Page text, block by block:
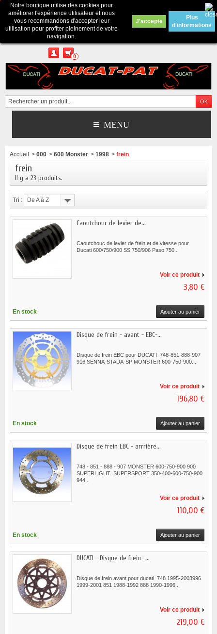
Contactez-nous
Appelez-nous au :Pour tous renseignements : merci d'envoyer un mail
depuis le formulaire de contact ou sur ducatpat25@gmail.com
0
MENU
Notre boutique utilise des cookies pour
améliorer l'expérience utilisateur et nous
vous recommandons d'accepter leur
utilisation pour profiter pleinement de votre
navigation.
J'accepte
Plus
d'informations
Accueil > 600 > 600 Monster > 1998 > frein
frein
Il y a 23 produits.
Tri : De A à Z
Caoutchouc de levier de...
Caoutchouc de levier de frein et de vitesse pour
Ducati 600/750/900 SS 750/906 Paso 750...
Voir ce produit
3,80 €
En stock Ajouter au panier
Disque de frein - avant - EBC-...
Disque de frein EBC pour DUCATI 748-851-888-907
916 SENNA-STADA-SP MONSTER 600-750-900...
Voir ce produit
196,80 €
En stock Ajouter au panier
Disque de frein EBC - arrrière...
748 - 851 - 888 - 907 MONSTER 600-750-900 900
SUPERLIGHT SUPERSPORT 350-400-600-750-900
944...
Voir ce produit
110,00 €
En stock Ajouter au panier
DUCATI - Disque de frein -...
Disque de frein avant pour ducati 748 1995-2003996
1999-2001 851 1988-1992 888 1990-1996...
Voir ce produit
219,00 €